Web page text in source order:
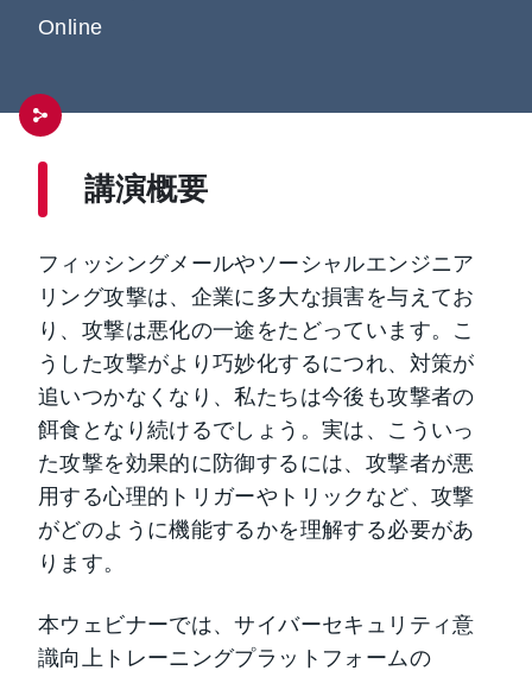
Online
講演概要
フィッシングメールやソーシャルエンジニア
リング攻撃は、企業に多大な損害を与えてお
り、攻撃は悪化の一途をたどっています。こ
うした攻撃がより巧妙化するにつれ、対策が
追いつかなくなり、私たちは今後も攻撃者の
餌食となり続けるでしょう。実は、こういっ
た攻撃を効果的に防御するには、攻撃者が悪
用する心理的トリガーやトリックなど、攻撃
がどのように機能するかを理解する必要があ
ります。
本ウェビナーでは、サイバーセキュリティ意
識向上トレーニングプラットフォームの